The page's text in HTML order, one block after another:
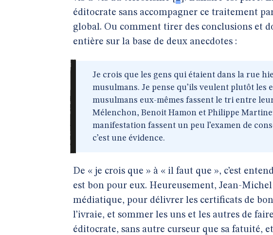
éditocrate sans accompagner ce traitement
global. Ou comment tirer des conclusions et
entière sur la base de deux anecdotes :
Je crois que les gens qui étaient dans la rue
musulmans. Je pense qu’ils veulent plutôt les
musulmans eux-mêmes fassent le tri entre
Mélenchon, Benoit Hamon et Philippe
manifestation fassent un peu l’examen de
c’est une évidence.
De « je crois que » à « il faut que », c’est
est bon pour eux. Heureusement, Jean-
médiatique, pour délivrer les certificats de
l’ivraie, et sommer les uns et les autres de
éditocrate, sans autre curseur que sa fatuité,